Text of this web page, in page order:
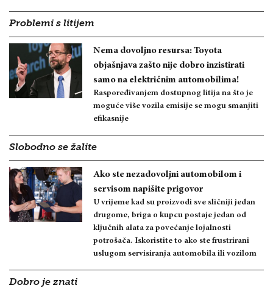
Problemi s litijem
Nema dovoljno resursa: Toyota
objašnjava zašto nije dobro inzistirati
samo na električnim automobilima!
Raspoređivanjem dostupnog litija na što je
moguće više vozila emisije se mogu smanjiti
efikasnije
Slobodno se žalite
Ako ste nezadovoljni automobilom i
servisom napišite prigovor
U vrijeme kad su proizvodi sve sličniji jedan
drugome, briga o kupcu postaje jedan od
ključnih alata za povećanje lojalnosti
potrošača. Iskoristite to ako ste frustrirani
uslugom servisiranja automobila ili vozilom
Dobro je znati